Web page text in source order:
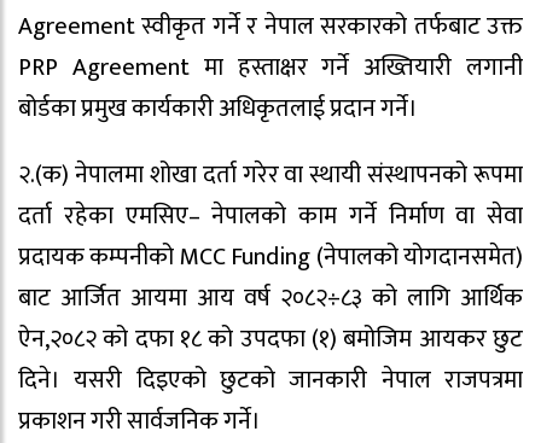
Agreement स्वीकृत गर्ने र नेपाल सरकारको तर्फबाट उक्त
PRP Agreement मा हस्ताक्षर गर्ने अख्तियारी लगानी
बोर्डका प्रमुख कार्यकारी अधिकृतलाई प्रदान गर्ने।
२.(क) नेपालमा शोखा दर्ता गरेर वा स्थायी संस्थापनको रूपमा
दर्ता रहेका एमसिए– नेपालको काम गर्ने निर्माण वा सेवा
प्रदायक कम्पनीको MCC Funding (नेपालको योगदानसमेत)
बाट आर्जित आयमा आय वर्ष २०८२÷८३ को लागि आर्थिक
ऐन,२०८२ को दफा १८ को उपदफा (१) बमोजिम आयकर छुट
दिने। यसरी दिइएको छुटको जानकारी नेपाल राजपत्रमा
प्रकाशन गरी सार्वजनिक गर्ने।